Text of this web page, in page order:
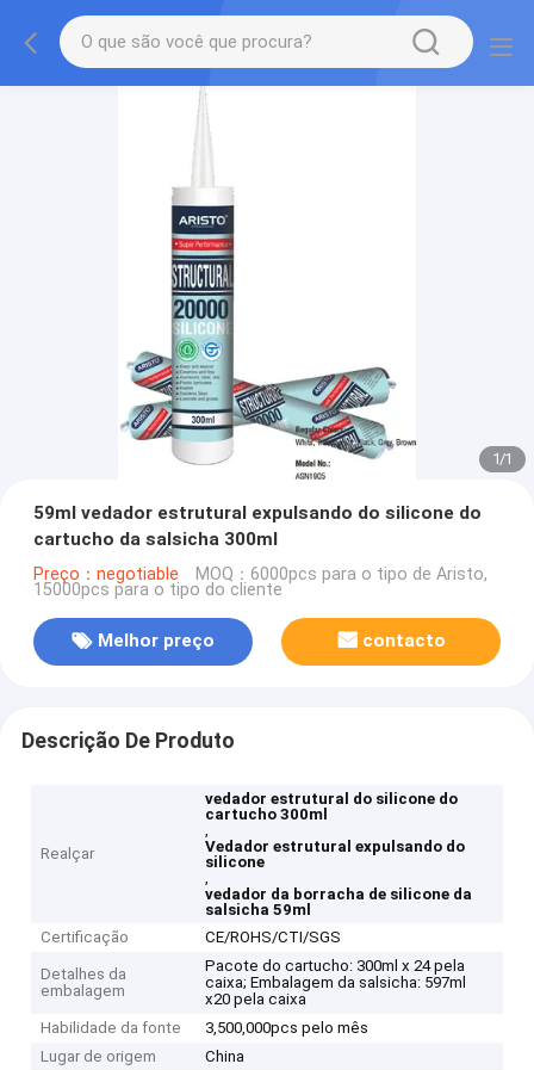
1/1
59ml vedador estrutural expulsando do silicone do
cartucho da salsicha 300ml
Preço：negotiable MOQ：6000pcs para o tipo de Aristo,
15000pcs para o tipo do cliente
Melhor preço contacto
Descrição De Produto
Realçar
vedador estrutural do silicone do
cartucho 300ml
,
Vedador estrutural expulsando do
silicone
,
vedador da borracha de silicone da
salsicha 59ml
Certificação
CE/ROHS/CTI/SGS
Detalhes da
embalagem
Pacote do cartucho: 300ml x 24 pela
caixa; Embalagem da salsicha: 597ml
x20 pela caixa
Habilidade da fonte
3,500,000pcs pelo mês
Lugar de origem
China